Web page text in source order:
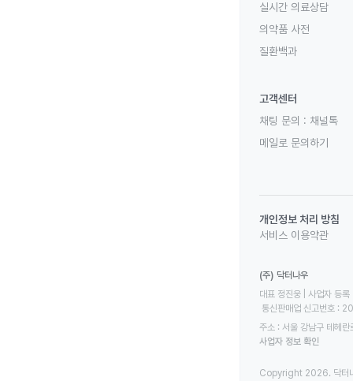
실시간 의료상담
의약품 사전
질환백과
고객센터
채팅 문의 : 채널톡
메일로 문의하기
개인정보 처리 방침
서비스 이용약관
(주) 닥터나우
대표 정진웅 | 사업자
통신판매업 신고번호
주소 : 서울 강남구 테헤
사업자 정보 확인
Copyright 2026. 닥터